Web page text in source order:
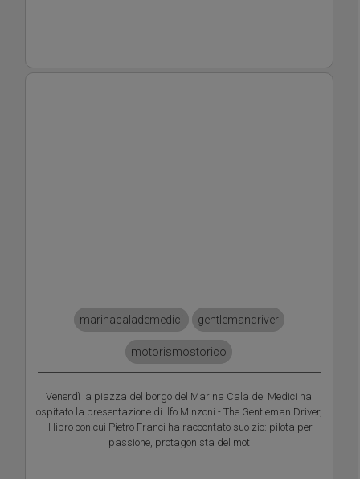
marinacalademedici gentlemandriver
motorismostorico
Venerdì la piazza del borgo del Marina Cala de' Medici ha
ospitato la presentazione di Ilfo Minzoni - The Gentleman Driver,
il libro con cui Pietro Franci ha raccontato suo zio: pilota per
passione, protagonista del mot